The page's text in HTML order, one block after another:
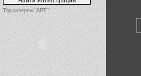
Top галереи "АРТ"